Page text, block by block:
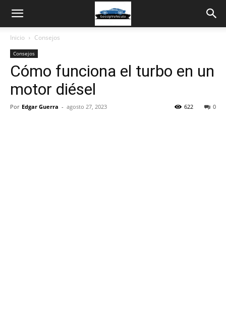
Inicio Consejos
Consejos
Cómo funciona el turbo en un
motor diésel
Por Edgar Guerra - agosto 27, 2023 0
622